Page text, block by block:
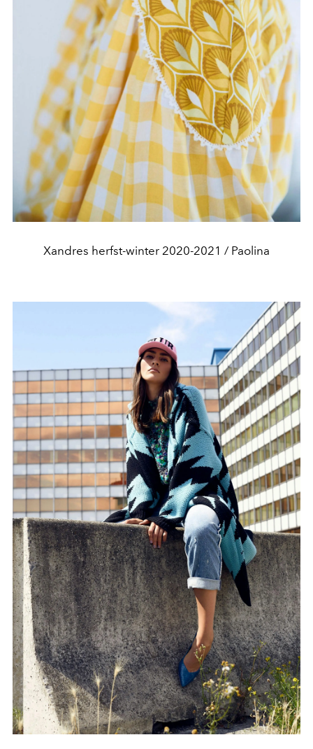
Xandres herfst-winter 2020-2021 / Paolina